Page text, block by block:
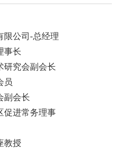
限公司-总经理
事长
研究会副会长
员
副会长
促进常务理事
教授